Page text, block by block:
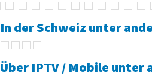
In der Schweiz unter
Über IPTV / Mobile unter